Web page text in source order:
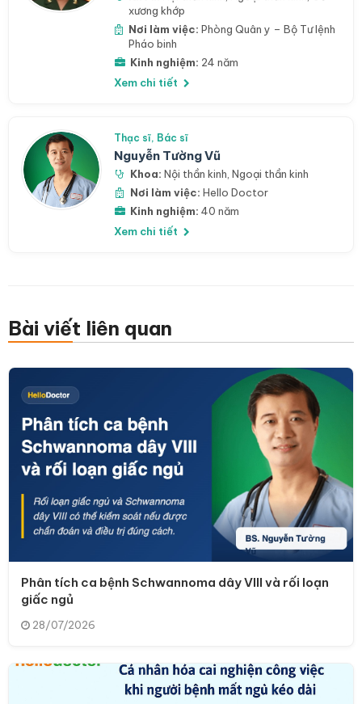
xương khớp
Nơi làm việc: Phòng Quân y – Bộ Tư lệnh
Pháo binh
Kinh nghiệm: 24 năm
Xem chi tiết
Thạc sĩ, Bác sĩ
Nguyễn Tường Vũ
Khoa: Nội thần kinh Ngoại thần kinh
Nơi làm việc: Hello Doctor
Kinh nghiệm: 40 năm
Xem chi tiết
Bài viết liên quan
Phân tích ca bệnh Schwannoma dây VIII và rối loạn
giấc ngủ
28/07/2026